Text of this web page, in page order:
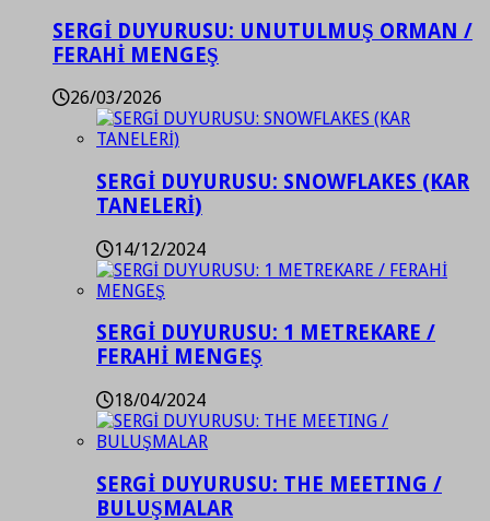
SERGİ DUYURUSU: UNUTULMUŞ ORMAN /
FERAHİ MENGEŞ
26/03/2026
SERGİ DUYURUSU: SNOWFLAKES (KAR
TANELERİ)
14/12/2024
SERGİ DUYURUSU: 1 METREKARE /
FERAHİ MENGEŞ
18/04/2024
SERGİ DUYURUSU: THE MEETING /
BULUŞMALAR